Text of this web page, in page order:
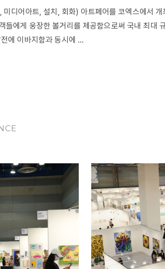
디어아트, 설치, 회화) 아트페어를 코엑스에서
들에게 웅장한 볼거리를 제공함으로써 국내 최
에 이바지함과 동시에 ...